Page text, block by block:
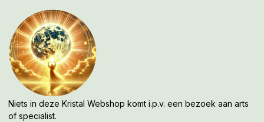
Niets in deze Kristal Webshop komt i.p.v. een bezoek aan arts
of specialist.